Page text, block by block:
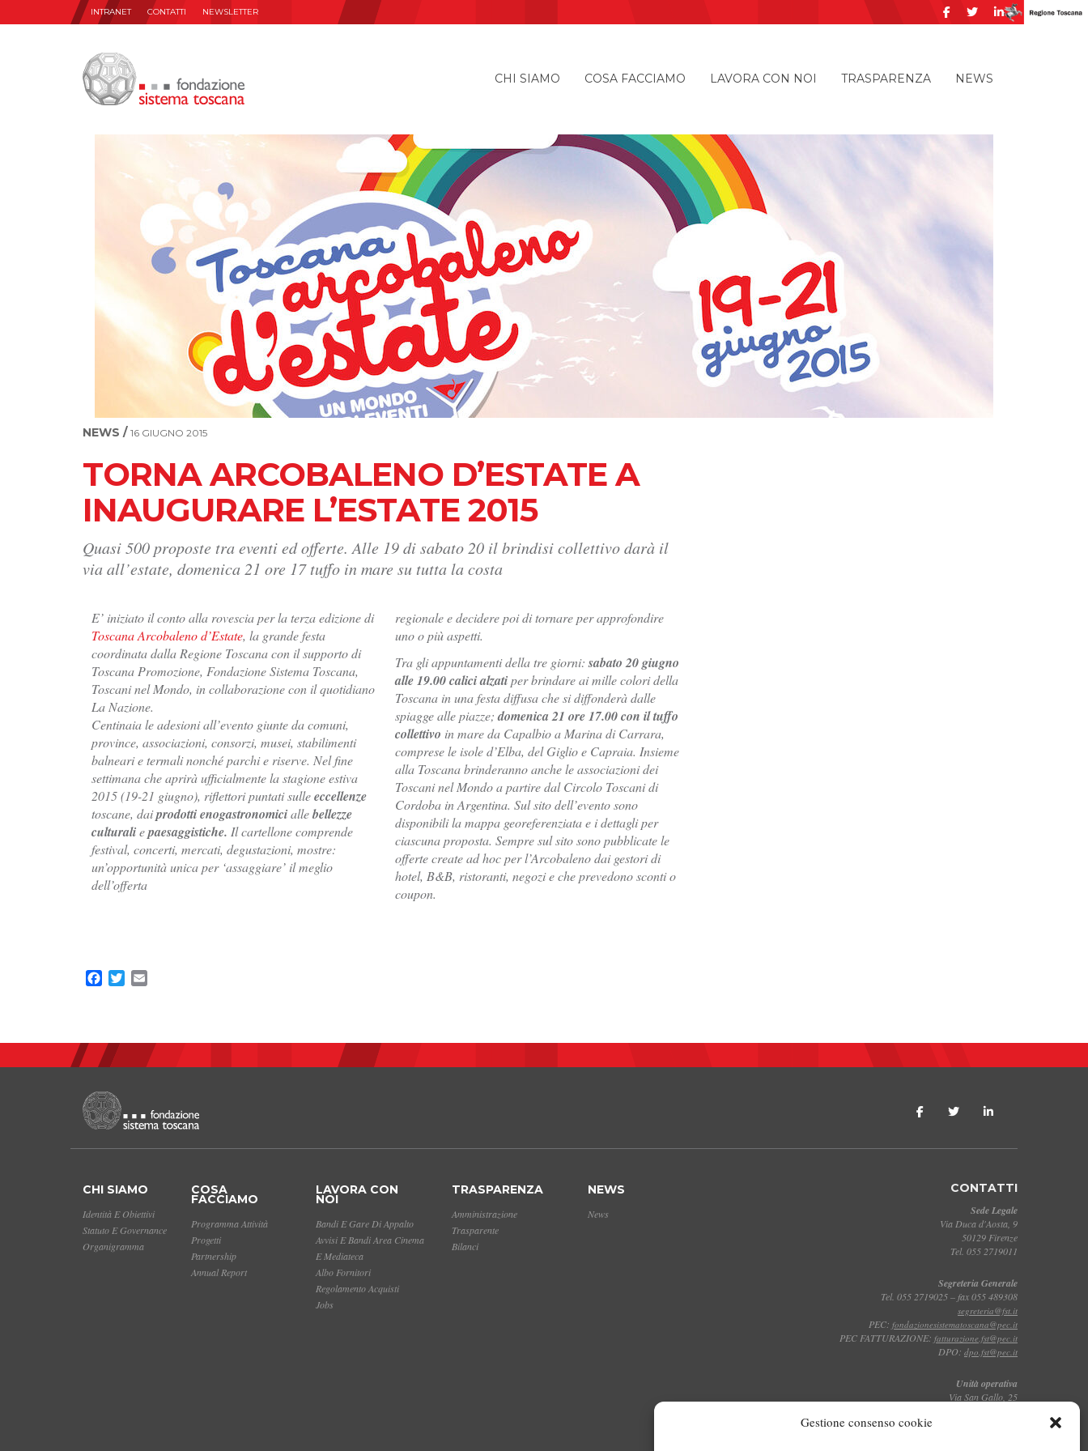
Gestione consenso cookie
INTRANET CONTATTI NEWSLETTER
CHI SIAMO COSA FACCIAMO LAVORA CON NOI TRASPARENZA NEWS
NEWS / 16 GIUGNO 2015
TORNA ARCOBALENO D’ESTATE A
INAUGURARE L’ESTATE 2015
Quasi 500 proposte tra eventi ed offerte. Alle 19 di sabato 20 il brindisi collettivo darà il
via all’estate, domenica 21 ore 17 tuffo in mare su tutta la costa
E’ iniziato il conto alla rovescia per la terza edizione di
Toscana Arcobaleno d’Estate, la grande festa
coordinata dalla Regione Toscana con il supporto di
Toscana Promozione, Fondazione Sistema Toscana,
Toscani nel Mondo, in collaborazione con il quotidiano
La Nazione.
Centinaia le adesioni all’evento giunte da comuni,
province, associazioni, consorzi, musei, stabilimenti
balneari e termali nonché parchi e riserve. Nel fine
settimana che aprirà ufficialmente la stagione estiva
2015 (19-21 giugno), riflettori puntati sulleeccellenze
toscane, daiprodottienogastronomiciallebellezze
culturaliepaesaggistiche. Il cartellone comprende
festival, concerti, mercati, degustazioni, mostre:
un’opportunità unica per ‘assaggiare’ il meglio
dell’offerta
regionale e decidere poi di tornare per approfondire
uno o più aspetti.
Tra gli appuntamenti della tre giorni:sabato 20 giugno
alle 19.00 calici alzatiper brindare ai mille colori della
Toscana in una festa diffusa che si diffonderà dalle
spiagge alle piazze;domenica 21 ore 17.00 con il tuffo
collettivo in mare da Capalbio a Marina di Carrara,
comprese le isole d’Elba, del Giglio e Capraia. Insieme
alla Toscana brinderanno anche le associazioni dei
Toscani nel Mondo a partire dal Circolo Toscani di
Cordoba in Argentina. Sul sito dell’evento sono
disponibili la mappa georeferenziata e i dettagli per
ciascuna proposta. Sempre sul sito sono pubblicate le
offerte create ad hoc per l’Arcobaleno dai gestori di
hotel, B&B, ristoranti, negozi e che prevedono sconti o
coupon.
Facebook
Twitter
CHI SIAMO
Identità E Obiettivi
Statuto E Governance
Organigramma
COSA
FACCIAMO
Programma Attività
Progetti
Partnership
Annual Report
LAVORA CON
NOI
Bandi E Gare Di Appalto
Avvisi E Bandi Area Cinema
E Mediateca
Albo Fornitori
Regolamento Acquisti
Jobs
TRASPARENZA
Amministrazione
Trasparente
Bilanci
NEWS
News
CONTATTI
Sede Legale
Via Duca d'Aosta, 9
50129 Firenze
Tel. 055 2719011
Segreteria Generale
Tel. 055 2719025 – fax 055 489308
segreteria@fst.it
PEC: fondazionesistematoscana@pec.it
PEC FATTURAZIONE: fatturazione.fst@pec.it
DPO: dpo.fst@pec.it
Unità operativa
Via San Gallo, 25